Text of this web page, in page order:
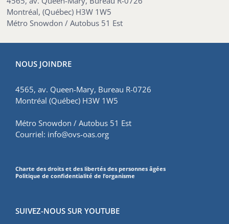
Montréal, (Québec) H3W 1W5
Métro Snowdon / Autobus 51 Est
NOUS JOINDRE
4565, av. Queen-Mary, Bureau R-0726
Montréal (Québec) H3W 1W5
Métro Snowdon / Autobus 51 Est
Courriel: info@ovs-oas.org
Charte des droits et des libertés des personnes âgées
Politique de confidentialité de l’organisme
SUIVEZ-NOUS SUR YOUTUBE